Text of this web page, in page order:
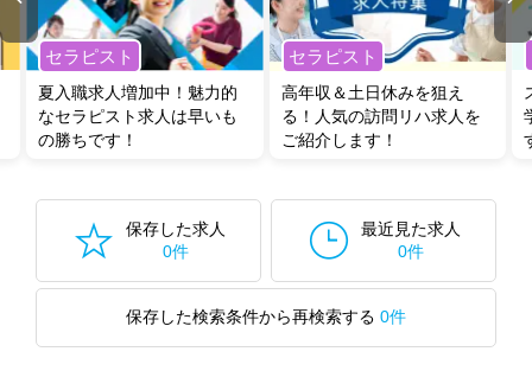
セラピスト
夏入職求人増加中！魅力的
なセラピスト求人は早いも
の勝ちです！
セラピスト
高年収＆土日休みを狙え
る！人気の訪問リハ求人を
ご紹介します！
保存した求人
0件
最近見た求人
0件
保存した検索条件から再検索する 0件